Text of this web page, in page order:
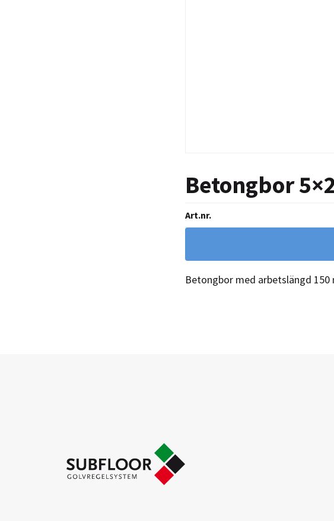
Betongbor
Art.nr.
Betongbor med arbetslängd